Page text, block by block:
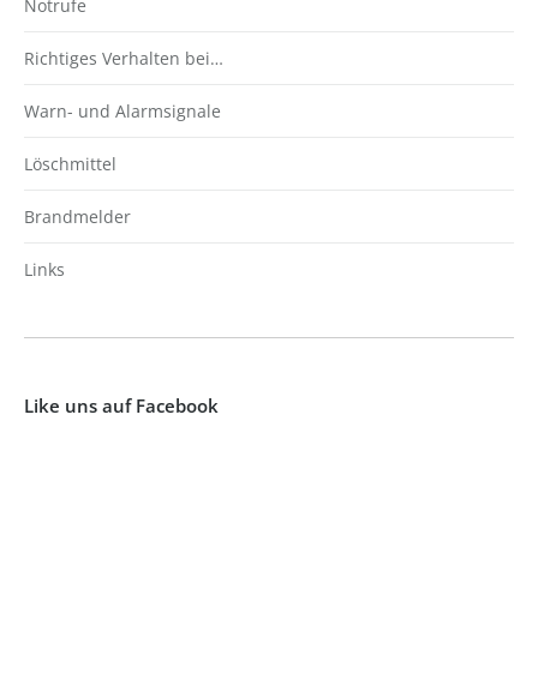
Notrufe
Richtiges Verhalten bei…
Warn- und Alarmsignale
Löschmittel
Brandmelder
Links
Like uns auf Facebook